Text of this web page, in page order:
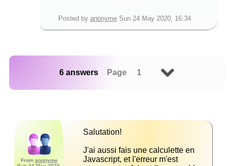
Posted by anonymeSun 24 May 2020, 16:34
6 answers Page 1
From anonyme
J'ai aussi fais une calculette en
Javascript, et l'erreur m'est